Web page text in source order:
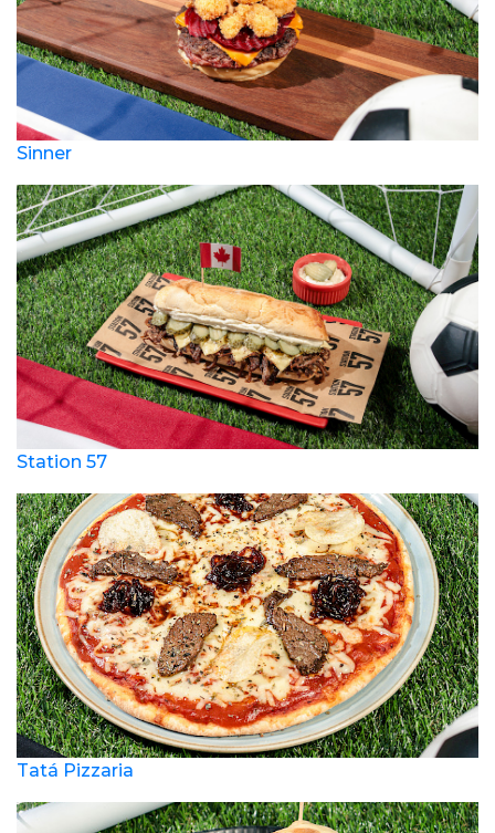
Sinner
Station 57
Tatá Pizzaria